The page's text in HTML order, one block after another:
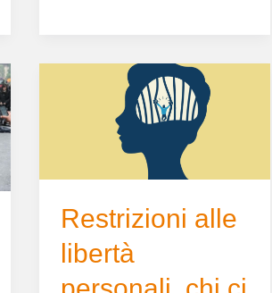
Restrizioni alle
libertà
Restrizioni
personali,
salverà
stavolta?